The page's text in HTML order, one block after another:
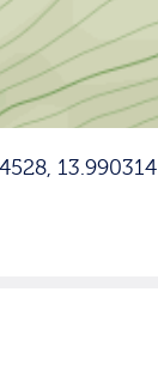
13.990314